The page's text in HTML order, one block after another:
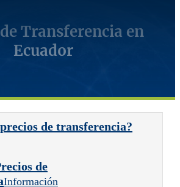
Transferencia en
Ecuador
de transferencia?
de
Información